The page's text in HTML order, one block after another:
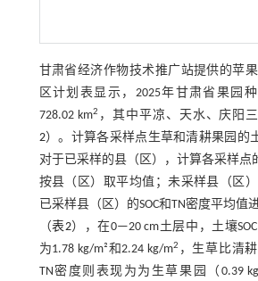
甘肃省经济作物技术推广站提供的苹
区计划表显示，2025年甘肃省果园
728.02 km2 ，其中平凉、天水、庆阳
2）。计算各采样点生草和清耕果园的土
对于已采样的县（区），计算各采样点
按县（区）取平均值；未采样县（区
已采样县（区）的SOC和TN密度平均值
（表2），在0—20 cm土层中，土壤
为1.78 kg/m²和2.24 kg/m2 ，生草比清耕
TN密度则表现为为生草果园（0.39